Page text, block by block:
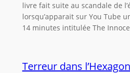
livre fait suite au scandale de
lorsqu’apparait sur You Tube
14 minutes intitulée The
Terreur dans